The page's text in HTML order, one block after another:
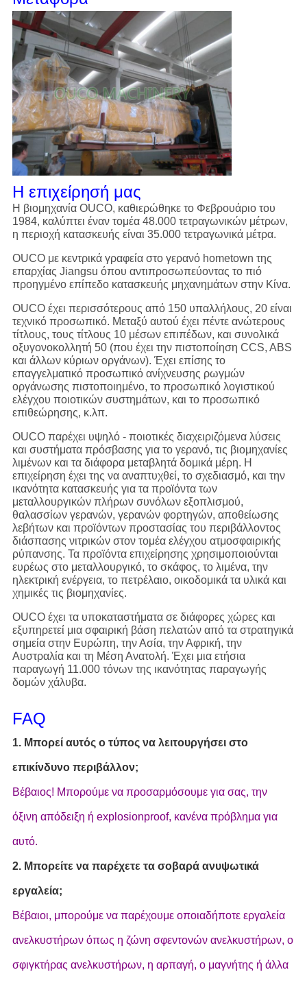
Η επιχείρησή μας
Η βιομηχανία OUCO, καθιερώθηκε το Φεβρουάριο του
1984, καλύπτει έναν τομέα 48.000 τετραγωνικών μέτρων,
η περιοχή κατασκευής είναι 35.000 τετραγωνικά μέτρα.
OUCO με κεντρικά γραφεία στο γερανό hometown της
επαρχίας Jiangsu όπου αντιπροσωπεύοντας το πιό
προηγμένο επίπεδο κατασκευής μηχανημάτων στην Κίνα.
OUCO έχει περισσότερους από 150 υπαλλήλους, 20 είναι
τεχνικό προσωπικό. Μεταξύ αυτού έχει πέντε ανώτερους
τίτλους, τους τίτλους 10 μέσων επιπέδων, και συνολικά
οξυγονοκολλητή 50 (που έχει την πιστοποίηση CCS, ABS
και άλλων κύριων οργάνων). Έχει επίσης το
επαγγελματικό προσωπικό ανίχνευσης ρωγμών
οργάνωσης πιστοποιημένο, το προσωπικό λογιστικού
ελέγχου ποιοτικών συστημάτων, και το προσωπικό
επιθεώρησης, κ.λπ.
OUCO παρέχει υψηλό - ποιοτικές διαχειριζόμενα λύσεις
και συστήματα πρόσβασης για το γερανό, τις βιομηχανίες
λιμένων και τα διάφορα μεταβλητά δομικά μέρη. Η
επιχείρηση έχει της να αναπτυχθεί, το σχεδιασμό, και την
ικανότητα κατασκευής για τα προϊόντα των
μεταλλουργικών πλήρων συνόλων εξοπλισμού,
θαλασσίων γερανών, γερανών φορτηγών, αποθείωσης
λεβήτων και προϊόντων προστασίας του περιβάλλοντος
διάσπασης νιτρικών στον τομέα ελέγχου ατμοσφαιρικής
ρύπανσης. Τα προϊόντα επιχείρησης χρησιμοποιούνται
ευρέως στο μεταλλουργικό, το σκάφος, το λιμένα, την
ηλεκτρική ενέργεια, το πετρέλαιο, οικοδομικά τα υλικά και
χημικές τις βιομηχανίες.
OUCO έχει τα υποκαταστήματα σε διάφορες χώρες και
εξυπηρετεί μια σφαιρική βάση πελατών από τα στρατηγικά
σημεία στην Ευρώπη, την Ασία, την Αφρική, την
Αυστραλία και τη Μέση Ανατολή. Έχει μια ετήσια
παραγωγή 11.000 τόνων της ικανότητας παραγωγής
δομών χάλυβα.
FAQ
1. Μπορεί αυτός ο τύπος να λειτουργήσει στο
επικίνδυνο περιβάλλον;
Βέβαιος! Μπορούμε να προσαρμόσουμε για σας, την
όξινη απόδειξη ή explosionproof, κανένα πρόβλημα για
αυτό.
2. Μπορείτε να παρέχετε τα σοβαρά ανυψωτικά
εργαλεία;
Βέβαιοι, μπορούμε να παρέχουμε οποιαδήποτε εργαλεία
ανελκυστήρων όπως η ζώνη σφεντονών ανελκυστήρων, ο
σφιγκτήρας ανελκυστήρων, η αρπαγή, ο μαγνήτης ή άλλα